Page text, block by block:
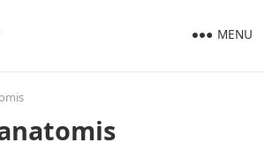
MENU